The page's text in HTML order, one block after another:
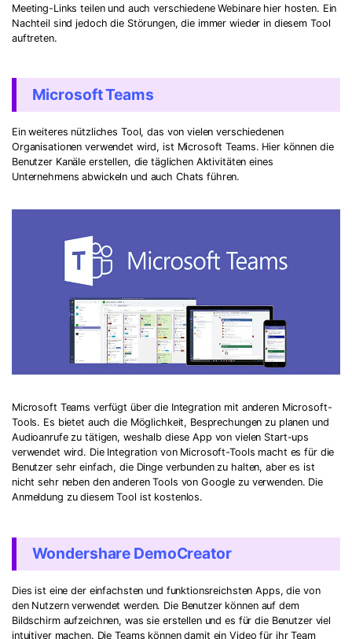
Meeting-Links teilen und auch verschiedene Webinare hier hosten. Ein
Nachteil sind jedoch die Störungen, die immer wieder in diesem Tool
auftreten.
Microsoft Teams
Ein weiteres nützliches Tool, das von vielen verschiedenen
Organisationen verwendet wird, ist Microsoft Teams. Hier können die
Benutzer Kanäle erstellen, die täglichen Aktivitäten eines
Unternehmens abwickeln und auch Chats führen.
Microsoft Teams verfügt über die Integration mit anderen Microsoft-
Tools. Es bietet auch die Möglichkeit, Besprechungen zu planen und
Audioanrufe zu tätigen, weshalb diese App von vielen Start-ups
verwendet wird. Die Integration von Microsoft-Tools macht es für die
Benutzer sehr einfach, die Dinge verbunden zu halten, aber es ist
nicht sehr neben den anderen Tools von Google zu verwenden. Die
Anmeldung zu diesem Tool ist kostenlos.
Wondershare DemoCreator
Dies ist eine der einfachsten und funktionsreichsten Apps, die von
den Nutzern verwendet werden. Die Benutzer können auf dem
Bildschirm aufzeichnen, was sie erstellen und es für die Benutzer viel
intuitiver machen. Die Teams können damit ein Video für ihr Team